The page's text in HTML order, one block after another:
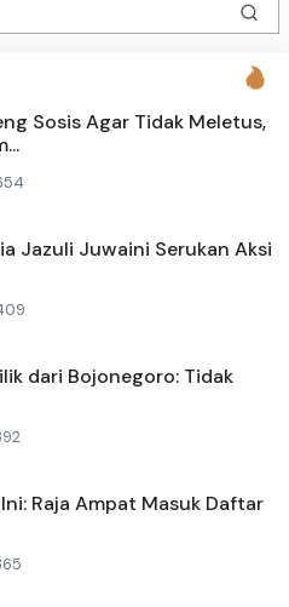
Sosis Agar Tidak Meletus,
Jazuli Juwaini Serukan Aksi
dari Bojonegoro: Tidak
Raja Ampat Masuk Daftar